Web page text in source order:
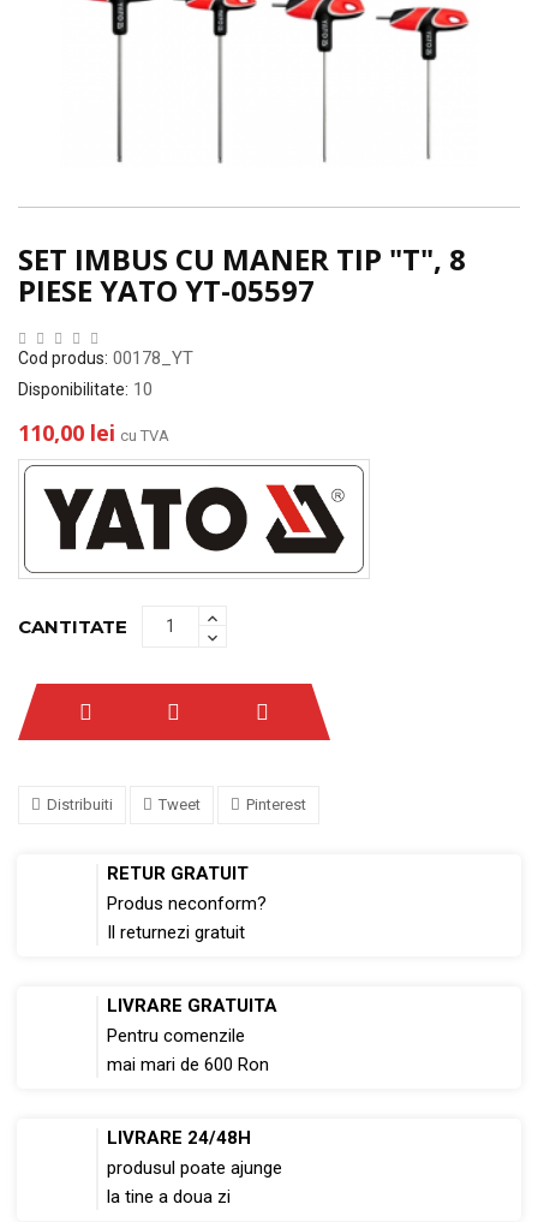
SET IMBUS CU MANER TIP "T", 8
PIESE YATO YT-05597
Cod produs: 00178_YT
Disponibilitate: 10
110,00 lei cu TVA
CANTITATE
Distribuiti Tweet Pinterest
RETUR GRATUIT
Produs neconform?
Il returnezi gratuit
LIVRARE GRATUITA
Pentru comenzile
mai mari de 600 Ron
LIVRARE 24/48H
produsul poate ajunge
la tine a doua zi